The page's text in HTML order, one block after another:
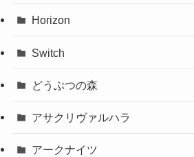
Horizon
Switch
どうぶつの森
アサクリヴァルハラ
アークナイツ